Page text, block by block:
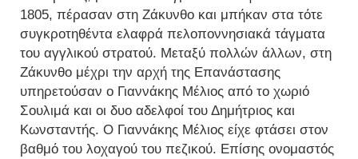
1805, πέρασαν στη Ζάκυνθο και μπήκαν στα τότε
συγκροτηθέντα ελαφρά πελοποννησιακά τάγματα
του αγγλικού στρατού. Μεταξύ πολλών άλλων, στη
Ζάκυνθο μέχρι την αρχή της Επανάστασης
υπηρετούσαν ο Γιαννάκης Μέλιος από το χωριό
Σουλιμά και οι δυο αδελφοί του Δημήτριος και
Κωνσταντής. Ο Γιαννάκης Μέλιος είχε φτάσει στον
βαθμό του λοχαγού του πεζικού. Επίσης ονομαστός